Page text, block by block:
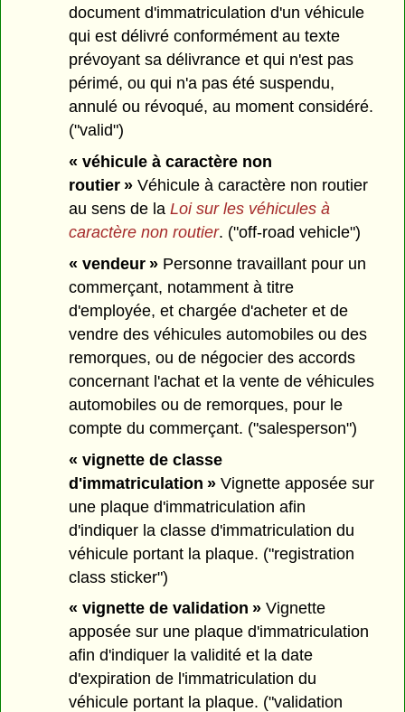
document d'immatriculation d'un véhicule
qui est délivré conformément au texte
prévoyant sa délivrance et qui n'est pas
périmé, ou qui n'a pas été suspendu,
annulé ou révoqué, au moment considéré.
("valid")
« véhicule à caractère non
routier » Véhicule à caractère non routier
au sens de laLoi sur les véhicules à
caractère non routier. ("off-road vehicle")
« vendeur » Personne travaillant pour un
commerçant, notamment à titre
d'employée, et chargée d'acheter et de
vendre des véhicules automobiles ou des
remorques, ou de négocier des accords
concernant l'achat et la vente de véhicules
automobiles ou de remorques, pour le
compte du commerçant. ("salesperson")
« vignette de classe
d'immatriculation » Vignette apposée sur
une plaque d'immatriculation afin
d'indiquer la classe d'immatriculation du
véhicule portant la plaque. ("registration
class sticker")
« vignette de validation » Vignette
apposée sur une plaque d'immatriculation
afin d'indiquer la validité et la date
d'expiration de l'immatriculation du
véhicule portant la plaque. ("validation